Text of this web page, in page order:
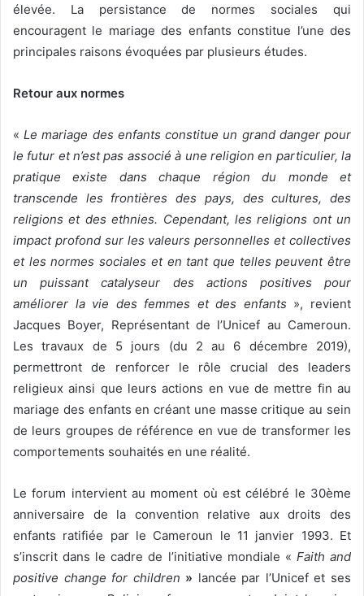
élevée. La persistance de normes sociales qui
encouragent le mariage des enfants constitue l’une des
principales raisons évoquées par plusieurs études.
Retour aux normes
«Le mariage des enfants constitue un grand danger pour
le futur et n’est pas associé à une religion en particulier, la
pratique existe dans chaque région du monde et
transcende les frontières des pays, des cultures, des
religions et des ethnies. Cependant, les religions ont un
impact profond sur les valeurs personnelles et collectives
et les normes sociales et en tant que telles peuvent être
un puissant catalyseur des actions positives pour
améliorer la vie des femmes et des enfants », revient
Jacques Boyer, Représentant de l’Unicef au Cameroun.
Les travaux de 5 jours (du 2 au 6 décembre 2019),
permettront de renforcer le rôle crucial des leaders
religieux ainsi que leurs actions en vue de mettre fin au
mariage des enfants en créant une masse critique au sein
de leurs groupes de référence en vue de transformer les
comportements souhaités en une réalité.
Le forum intervient au moment où est célébré le 30ème
anniversaire de la convention relative aux droits des
enfants ratifiée par le Cameroun le 11 janvier 1993. Et
s’inscrit dans le cadre de l’initiative mondiale « Faith and
positive change for children » lancée par l’Unicef et ses